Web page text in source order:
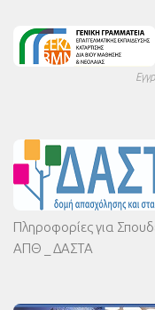
Πληροφορίες για
ΑΠΘ _ ΔΑΣΤΑ